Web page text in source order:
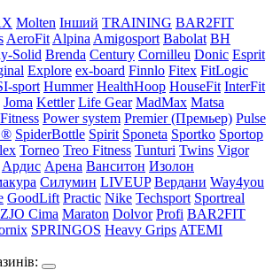
Molten Інший TRAINING BAR2FIT
AeroFit Alpina Amigosport Babolat BH
Solid Brenda Century Cornilleu Donic Esprit
Explore ex-board Finnlo Fitex FitLogic
sport Hummer HealthHoop HouseFit InterFit
Joma Kettler Life Gear MadMax Matsa
Power system Premier (Премьер) Pulse
SpiderBottle Spirit Sponeta Sportko Sportop
Torneo Treo Fitness Tunturi Twins Vigor
Ардис Арена Ванситон Изолон
Силумин LIVEUP Вердани Way4you
GoodLift Practic Nike Techsport Sportreal
Cima Maraton Dolvor Profi BAR2FIT
SPRINGOS Heavy Grips ATEMI